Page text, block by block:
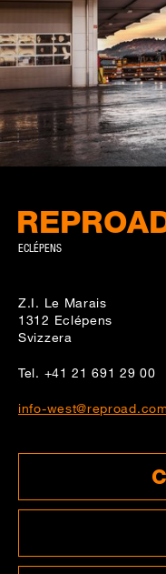
ECLÉPENS
Z.I. Le Marais
1312 Eclépens
Svizzera
Tel. +41 21 691 29 00
info-west@reproad.com